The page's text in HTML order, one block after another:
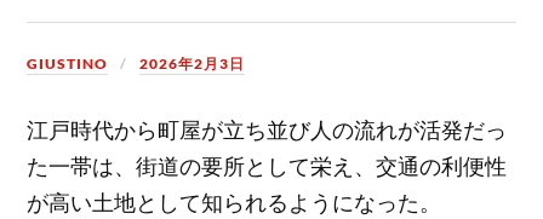
GIUSTINO 2026年2月3日
江戸時代から町屋が立ち並び人の流れが活発だっ
た一帯は、街道の要所として栄え、交通の利便性
が高い土地として知られるようになった。